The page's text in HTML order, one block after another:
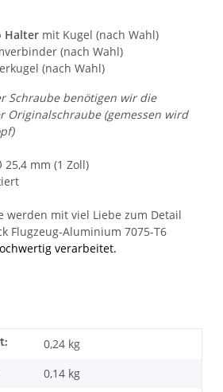
Halter mit Kugel (nach Wahl)
(nach Wahl)
(nach Wahl)
Schraube benötigen wir die
Originalschraube (gemessen wird
mm (1 Zoll)
werden mit viel Liebe zum Detail
Flugzeug-Aluminium 7075-T6
verarbeitet.
0,24 kg
0,14 kg